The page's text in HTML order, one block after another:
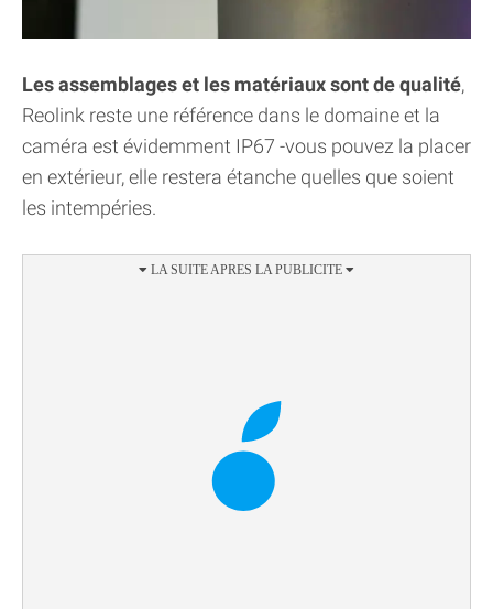
Les assemblages et les matériaux sont de qualité,
Reolink reste une référence dans le domaine et la
caméra est évidemment IP67 -vous pouvez la placer
en extérieur, elle restera étanche quelles que soient
les intempéries.